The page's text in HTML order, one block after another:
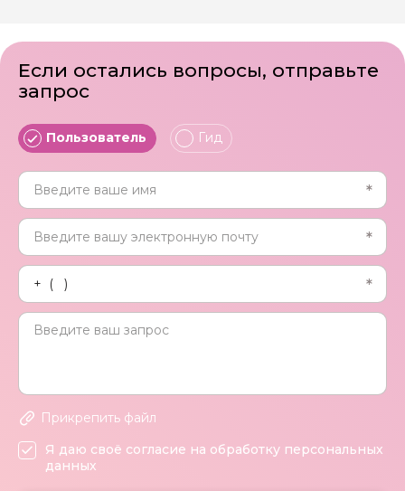
Если остались вопросы, отправьте
запрос
Пользователь Гид
Прикрепить файл
Я даю своё согласие на обработку персональных
данных